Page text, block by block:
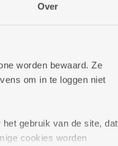
Over
worden bewaard. Ze
om in te loggen niet
gebruik van de site, dat
cookies worden